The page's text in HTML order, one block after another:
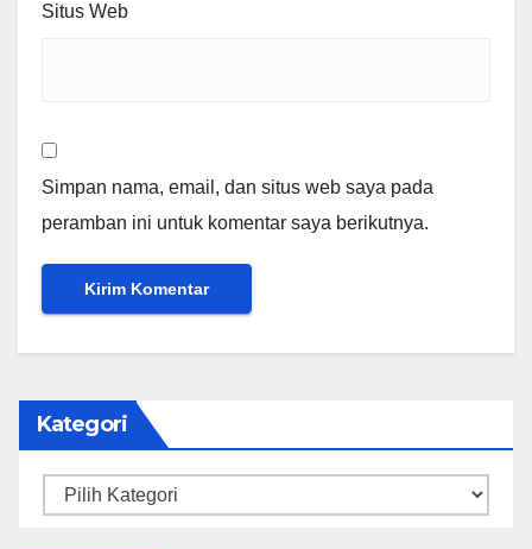
Situs Web
Simpan nama, email, dan situs web saya pada
peramban ini untuk komentar saya berikutnya.
Kategori
Kategori